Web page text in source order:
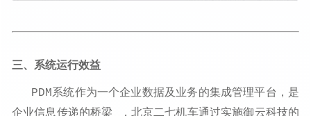
三、系统运行效益
PDM系统作为一个企业数据及业务的集成管理平台，是
企业信息传递的桥梁 ，北京二七机车通过实施御云科技的